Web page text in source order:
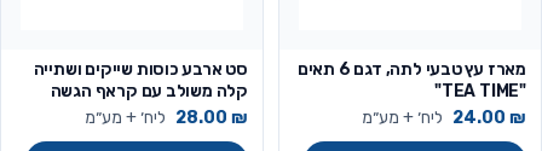
מארז עץ טבעי לתה, דגם 6 תאים
"TEA TIME"
24.00 ₪ ליח׳ + מע״מ
סט ארבע כוסות שייקים ושתייה
קלה משולב עם קראף הגשה
28.00 ₪ ליח׳ + מע״מ